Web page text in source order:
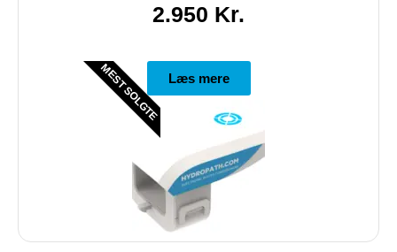
2.950 Kr.
MEST SOLGTE Læs mere